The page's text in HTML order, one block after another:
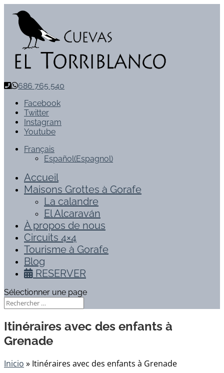
686 765 540
Facebook
Twitter
Instagram
Youtube
Français
Español(Espagnol)
Accueil
Maisons Grottes à Gorafe
La calandre
El Alcaraván
À propos de nous
Circuits 4×4
Tourisme à Gorafe
Blog
RESERVER
Sélectionner une page
Itinéraires avec des enfants à
Grenade
Inicio » Itinéraires avec des enfants à Grenade